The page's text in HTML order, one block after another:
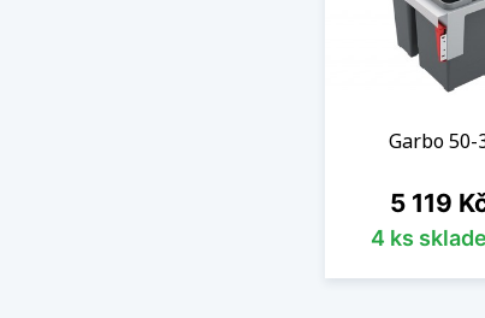
Garbo 50-
Cena
5 119
4 ks